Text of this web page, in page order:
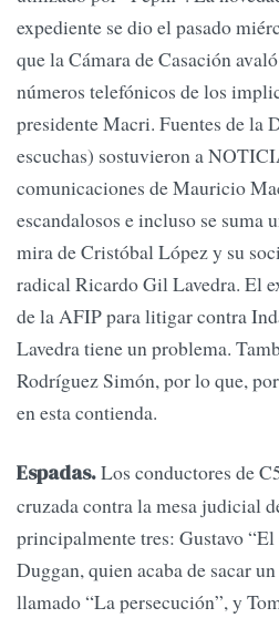
expediente se dio el pasado
que la Cámara de Casación
números telefónicos de los
presidente Macri. Fuentes de la
escuchas) sostuvieron a
comunicaciones de Mauricio
escandalosos e incluso se suma
mira de Cristóbal López y su
radical Ricardo Gil Lavedra. El
de la AFIP para litigar contra
Lavedra tiene un problema.
Rodríguez Simón, por lo que,
en esta contienda.
Espadas.Los conductores de
cruzada contra la mesa judicial
principalmente tres: Gustavo
Duggan, quien acaba de sacar
llamado “La persecución”, y